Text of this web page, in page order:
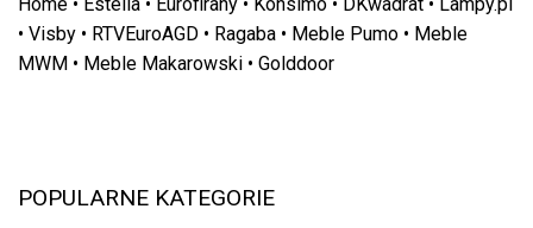
• Visby • RTVEuroAGD • Ragaba • Meble Pumo • Meble
MWM • Meble Makarowski • Golddoor
POPULARNE KATEGORIE